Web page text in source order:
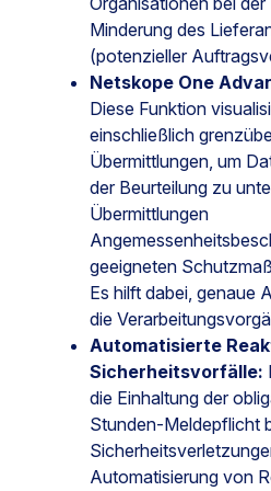
Minderung des
(potenzieller
Netskope One
Diese Funktion
einschließlich
Übermittlungen, um
der Beurteilung zu
Übermittlungen
geeigneten
Es hilft dabei, genaue
die
Automatisierte
Sicherheitsvorfälle:
die Einhaltung der
Stunden-Meldepflicht
Automatisierung von